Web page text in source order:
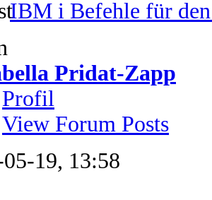
IBM i Befehle für
Pridat-Zapp
Profil
View Forum Posts
19, 13:58